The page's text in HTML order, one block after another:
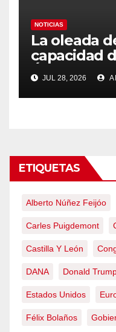
NOTICIAS
La oleada
capacidad
Ávila y al
obliga a
JUL 28, 2026
ETIQUETAS
Alberto Núñez Feijóo
Carles Puigdemont
Castilla Y León
DANA Donald
Estados Unidos
Félix Bolaños